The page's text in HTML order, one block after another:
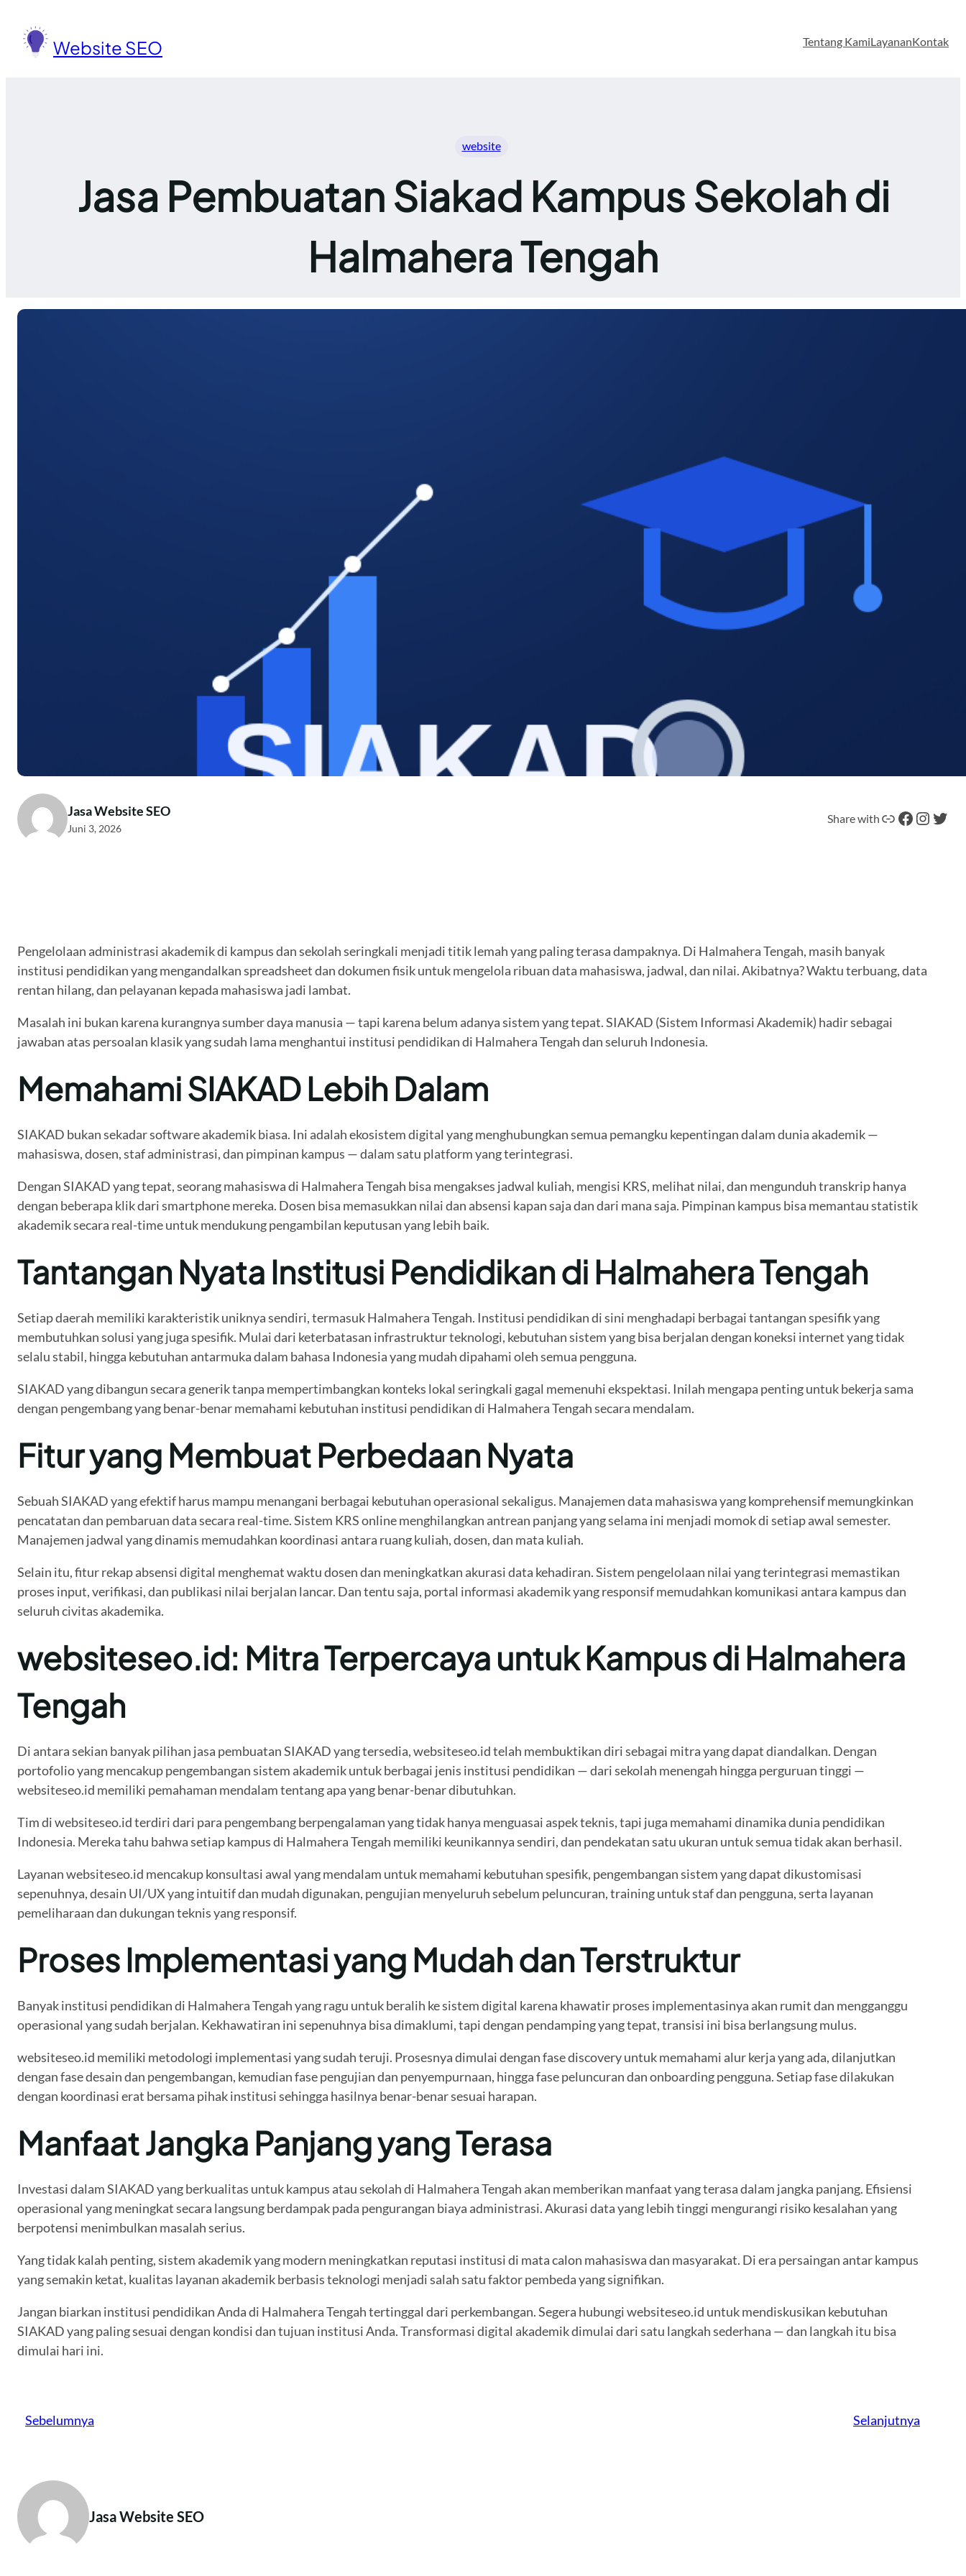
konten
Website SEO Tentang KamiLayananKontak
website
Jasa Pembuatan Siakad Kampus Sekolah di
Halmahera Tengah
Jasa Website SEO
Juni 3, 2026
Share with Tautan Facebook Instagram Twitter
Pengelolaan administrasi akademik di kampus dan sekolah seringkali menjadi titik lemah yang paling terasa dampaknya. Di Halmahera Tengah, masih banyak
institusi pendidikan yang mengandalkan spreadsheet dan dokumen fisik untuk mengelola ribuan data mahasiswa, jadwal, dan nilai. Akibatnya? Waktu terbuang, data
rentan hilang, dan pelayanan kepada mahasiswa jadi lambat.
Masalah ini bukan karena kurangnya sumber daya manusia — tapi karena belum adanya sistem yang tepat. SIAKAD (Sistem Informasi Akademik) hadir sebagai
jawaban atas persoalan klasik yang sudah lama menghantui institusi pendidikan di Halmahera Tengah dan seluruh Indonesia.
Memahami SIAKAD Lebih Dalam
SIAKAD bukan sekadar software akademik biasa. Ini adalah ekosistem digital yang menghubungkan semua pemangku kepentingan dalam dunia akademik —
mahasiswa, dosen, staf administrasi, dan pimpinan kampus — dalam satu platform yang terintegrasi.
Dengan SIAKAD yang tepat, seorang mahasiswa di Halmahera Tengah bisa mengakses jadwal kuliah, mengisi KRS, melihat nilai, dan mengunduh transkrip hanya
dengan beberapa klik dari smartphone mereka. Dosen bisa memasukkan nilai dan absensi kapan saja dan dari mana saja. Pimpinan kampus bisa memantau statistik
akademik secara real-time untuk mendukung pengambilan keputusan yang lebih baik.
Tantangan Nyata Institusi Pendidikan di Halmahera Tengah
Setiap daerah memiliki karakteristik uniknya sendiri, termasuk Halmahera Tengah. Institusi pendidikan di sini menghadapi berbagai tantangan spesifik yang
membutuhkan solusi yang juga spesifik. Mulai dari keterbatasan infrastruktur teknologi, kebutuhan sistem yang bisa berjalan dengan koneksi internet yang tidak
selalu stabil, hingga kebutuhan antarmuka dalam bahasa Indonesia yang mudah dipahami oleh semua pengguna.
SIAKAD yang dibangun secara generik tanpa mempertimbangkan konteks lokal seringkali gagal memenuhi ekspektasi. Inilah mengapa penting untuk bekerja sama
dengan pengembang yang benar-benar memahami kebutuhan institusi pendidikan di Halmahera Tengah secara mendalam.
Fitur yang Membuat Perbedaan Nyata
Sebuah SIAKAD yang efektif harus mampu menangani berbagai kebutuhan operasional sekaligus. Manajemen data mahasiswa yang komprehensif memungkinkan
pencatatan dan pembaruan data secara real-time. Sistem KRS online menghilangkan antrean panjang yang selama ini menjadi momok di setiap awal semester.
Manajemen jadwal yang dinamis memudahkan koordinasi antara ruang kuliah, dosen, dan mata kuliah.
Selain itu, fitur rekap absensi digital menghemat waktu dosen dan meningkatkan akurasi data kehadiran. Sistem pengelolaan nilai yang terintegrasi memastikan
proses input, verifikasi, dan publikasi nilai berjalan lancar. Dan tentu saja, portal informasi akademik yang responsif memudahkan komunikasi antara kampus dan
seluruh civitas akademika.
websiteseo.id: Mitra Terpercaya untuk Kampus di Halmahera
Tengah
Di antara sekian banyak pilihan jasa pembuatan SIAKAD yang tersedia, websiteseo.id telah membuktikan diri sebagai mitra yang dapat diandalkan. Dengan
portofolio yang mencakup pengembangan sistem akademik untuk berbagai jenis institusi pendidikan — dari sekolah menengah hingga perguruan tinggi —
websiteseo.id memiliki pemahaman mendalam tentang apa yang benar-benar dibutuhkan.
Tim di websiteseo.id terdiri dari para pengembang berpengalaman yang tidak hanya menguasai aspek teknis, tapi juga memahami dinamika dunia pendidikan
Indonesia. Mereka tahu bahwa setiap kampus di Halmahera Tengah memiliki keunikannya sendiri, dan pendekatan satu ukuran untuk semua tidak akan berhasil.
Layanan websiteseo.id mencakup konsultasi awal yang mendalam untuk memahami kebutuhan spesifik, pengembangan sistem yang dapat dikustomisasi
sepenuhnya, desain UI/UX yang intuitif dan mudah digunakan, pengujian menyeluruh sebelum peluncuran, training untuk staf dan pengguna, serta layanan
pemeliharaan dan dukungan teknis yang responsif.
Proses Implementasi yang Mudah dan Terstruktur
Banyak institusi pendidikan di Halmahera Tengah yang ragu untuk beralih ke sistem digital karena khawatir proses implementasinya akan rumit dan mengganggu
operasional yang sudah berjalan. Kekhawatiran ini sepenuhnya bisa dimaklumi, tapi dengan pendamping yang tepat, transisi ini bisa berlangsung mulus.
websiteseo.id memiliki metodologi implementasi yang sudah teruji. Prosesnya dimulai dengan fase discovery untuk memahami alur kerja yang ada, dilanjutkan
dengan fase desain dan pengembangan, kemudian fase pengujian dan penyempurnaan, hingga fase peluncuran dan onboarding pengguna. Setiap fase dilakukan
dengan koordinasi erat bersama pihak institusi sehingga hasilnya benar-benar sesuai harapan.
Manfaat Jangka Panjang yang Terasa
Investasi dalam SIAKAD yang berkualitas untuk kampus atau sekolah di Halmahera Tengah akan memberikan manfaat yang terasa dalam jangka panjang. Efisiensi
operasional yang meningkat secara langsung berdampak pada pengurangan biaya administrasi. Akurasi data yang lebih tinggi mengurangi risiko kesalahan yang
berpotensi menimbulkan masalah serius.
Yang tidak kalah penting, sistem akademik yang modern meningkatkan reputasi institusi di mata calon mahasiswa dan masyarakat. Di era persaingan antar kampus
yang semakin ketat, kualitas layanan akademik berbasis teknologi menjadi salah satu faktor pembeda yang signifikan.
Jangan biarkan institusi pendidikan Anda di Halmahera Tengah tertinggal dari perkembangan. Segera hubungi websiteseo.id untuk mendiskusikan kebutuhan
SIAKAD yang paling sesuai dengan kondisi dan tujuan institusi Anda. Transformasi digital akademik dimulai dari satu langkah sederhana — dan langkah itu bisa
dimulai hari ini.
Sebelumnya Selanjutnya
Jasa Website SEO